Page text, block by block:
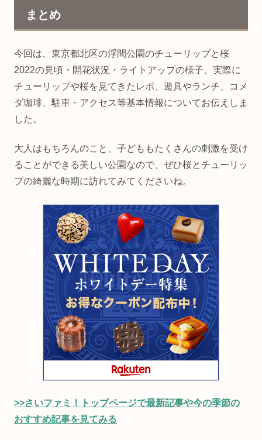
まとめ
今回は、東京都北区の浮間公園のチューリップと桜
2022の見頃・開花状況・ライトアップの様子、実際に
チューリップや桜を見てきたレポ、遊具やランチ、コメ
ダ珈琲、駐車・アクセス等基本情報についてお伝えしま
した。
大人はもちろんのこと、子どももたくさんの刺激を受け
ることができる美しい公園なので、ぜひ桜とチューリッ
プの綺麗な時期に訪れてみてくださいね。
>>さいファミ！トップページで最新記事や今の季節の
おすすめ記事を見てみる